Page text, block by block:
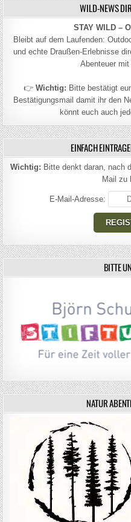
WILD-NEWS
STAY WILD –
Bleibt auf dem Laufenden:
und echte Draußen-Erlebnisse
Abenteuer
👉 Wichtig: Bitte bestätigt
Bestätigungsmail damit ihr den
könnt euch auch
EINFACH
Wichtig: Bitte denkt daran, nach
Mail zu
E-Mail-Adresse:
BITTE
NATUR